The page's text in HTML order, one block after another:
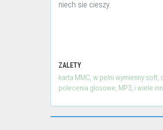
niech sie cieszy.
ZALETY
karta MMC, w pelni wymienny soft,
polecenia glosowe, MP3, i wiele